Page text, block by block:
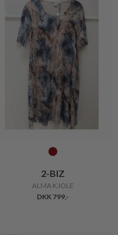
2-BIZ
ALMA KJOLE
DKK 799,-